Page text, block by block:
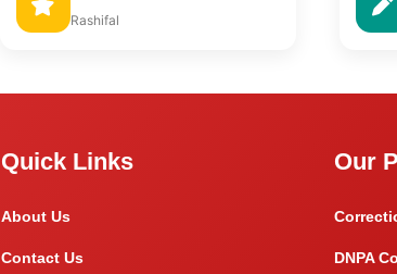
Rashifal
Quick Links
About Us
Contact Us
Our
DNPA